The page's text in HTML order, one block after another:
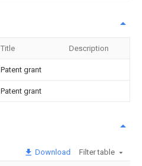
Title Description
Patent grant
Patent grant
Download Filter table